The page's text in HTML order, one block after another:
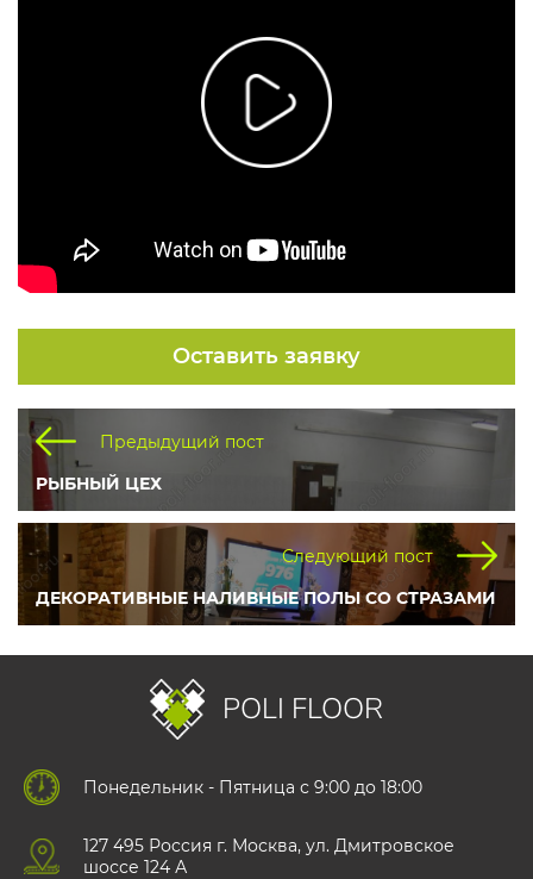
Оставить заявку
Предыдущий пост
РЫБНЫЙ ЦЕХ
Следующий пост
ДЕКОРАТИВНЫЕ НАЛИВНЫЕ ПОЛЫ СО СТРАЗАМИ
POLI FLOOR
Понедельник - Пятница с 9:00 до 18:00
127 495 Роccия г. Москва, ул. Дмитровское
шоссе 124 А